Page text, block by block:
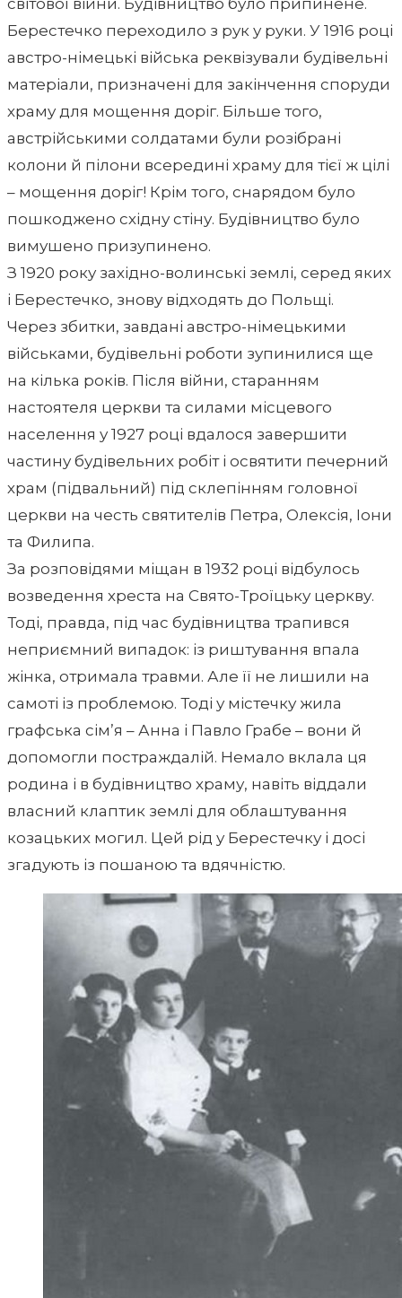
світової війни. Будівництво було припинене.
Берестечко переходило з рук у руки. У 1916 році
австро-німецькі війська реквізували будівельні
матеріали, призначені для закінчення споруди
храму для мощення доріг. Більше того,
австрійськими солдатами були розібрані
колони й пілони всередині храму для тієї ж цілі
– мощення доріг! Крім того, снарядом було
пошкоджено східну стіну. Будівництво було
вимушено призупинено.
З 1920 року західно-волинські землі, серед яких
і Берестечко, знову відходять до Польщі.
Через збитки, завдані австро-німецькими
військами, будівельні роботи зупинилися ще
на кілька років. Після війни, старанням
настоятеля церкви та силами місцевого
населення у 1927 році вдалося завершити
частину будівельних робіт і освятити печерний
храм (підвальний) під склепінням головної
церкви на честь святителів Петра, Олексія, Іони
та Филипа.
За розповідями міщан в 1932 році відбулось
возведення хреста на Свято-Троїцьку церкву.
Тоді, правда, під час будівництва трапився
неприємний випадок: із риштування впала
жінка, отримала травми. Але її не лишили на
самоті із проблемою. Тоді у містечку жила
графська сім’я – Анна і Павло Грабе – вони й
допомогли постраждалій. Немало вклала ця
родина і в будівництво храму, навіть віддали
власний клаптик землі для облаштування
козацьких могил. Цей рід у Берестечку і досі
згадують із пошаною та вдячністю.